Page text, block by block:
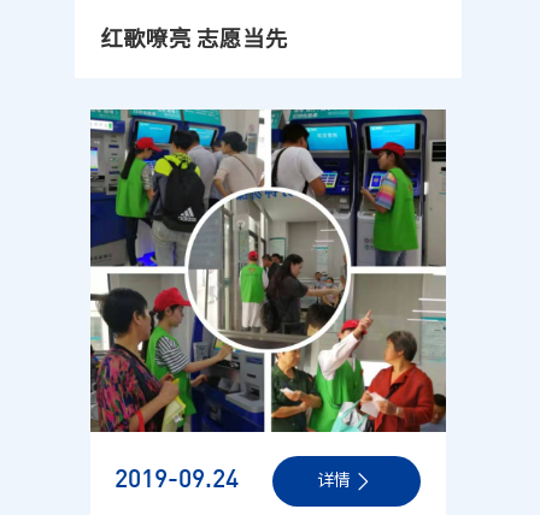
红歌嘹亮 志愿当先
2019-09.24 详情